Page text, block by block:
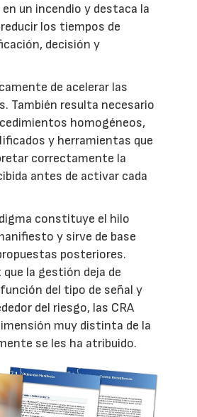
un incendio y destaca la
los tiempos de
decisión y
de acelerar las
También resulta necesario
homogéneos,
y herramientas que
correctamente la
antes de activar cada
constituye el hilo
y sirve de base
posteriores.
que la gestión deja de
del tipo de señal y
del riesgo, las CRA
muy distinta de la
se les ha atribuido.